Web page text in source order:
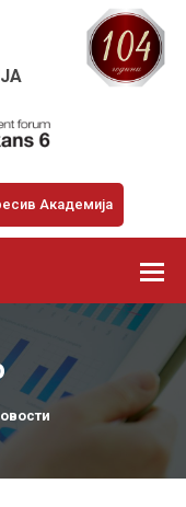
Академија